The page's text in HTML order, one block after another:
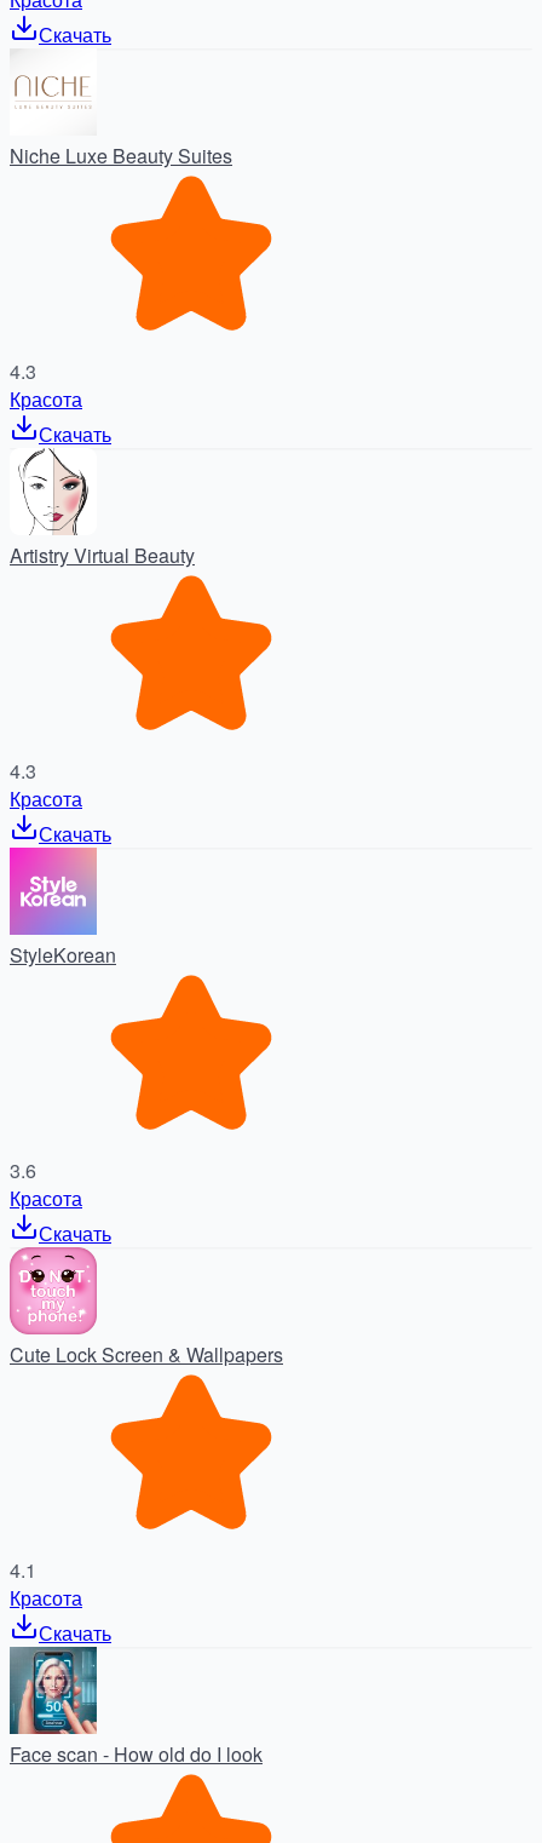
Скачать
Niche Luxe Beauty Suites
4.3
Красота
Скачать
Artistry Virtual Beauty
4.3
Красота
Скачать
StyleKorean
3.6
Красота
Скачать
Cute Lock Screen & Wallpapers
4.1
Красота
Скачать
Face scan - How old do I look